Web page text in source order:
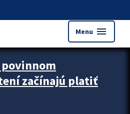
Menu menu
začínajú platiť